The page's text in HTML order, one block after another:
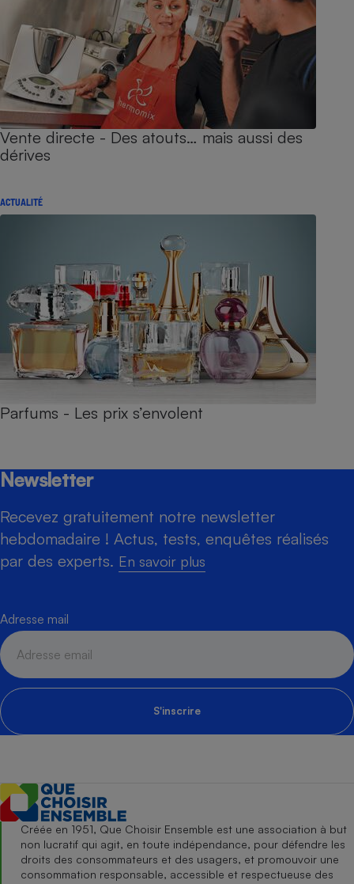
Vente directe - Des atouts… mais aussi des
dérives
ACTUALITÉ
Parfums - Les prix s’envolent
Newsletter
Recevez gratuitement notre newsletter
hebdomadaire ! Actus, tests, enquêtes réalisés
par des experts. En savoir plus
Adresse mail
S'inscrire
Créée en 1951, Que Choisir Ensemble est une association à but
non lucratif qui agit, en toute indépendance, pour défendre les
droits des consommateurs et des usagers, et promouvoir une
consommation responsable, accessible et respectueuse des